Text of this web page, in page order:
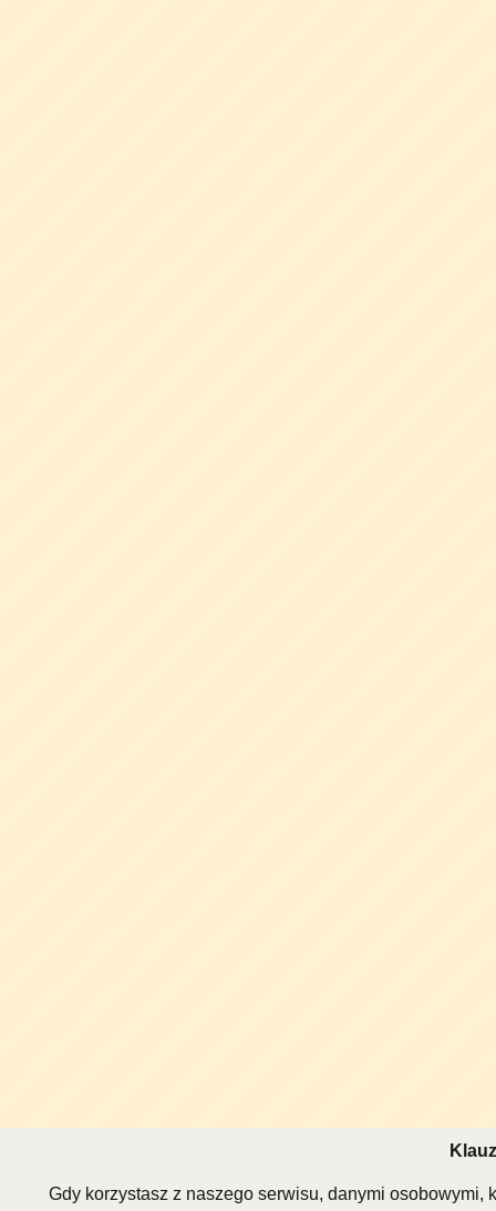
Gdy korzystasz z naszego serwisu, danymi osobowymi,